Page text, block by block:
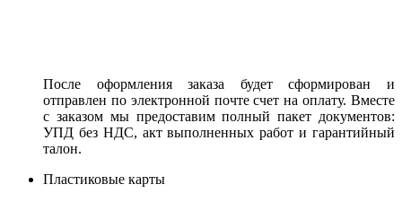
После оформления заказа будет сформирован и
отправлен по электронной почте счет на оплату. Вместе
с заказом мы предоставим полный пакет документов:
УПД без НДС, акт выполненных работ и гарантийный
талон.
Пластиковые карты